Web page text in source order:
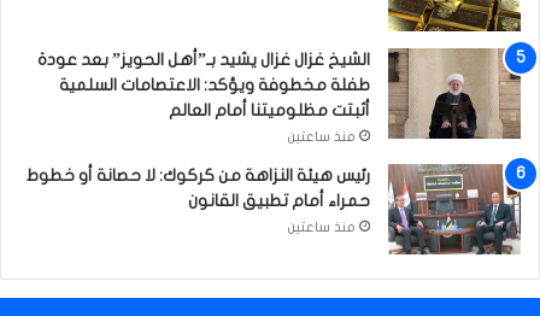
ن
ي
ا
الشيخ غزال غزال يشيد بـ”أهل الحويز” بعد عودة
طفلة مخطوفة ويؤكد: الاعتصامات السلمية
أثبتت مظلوميتنا أمام العالم
منذ ساعتين
رئيس هيئة النزاهة من كركوك: لا حصانة أو خطوط
حمراء أمام تطبيق القانون
منذ ساعتين